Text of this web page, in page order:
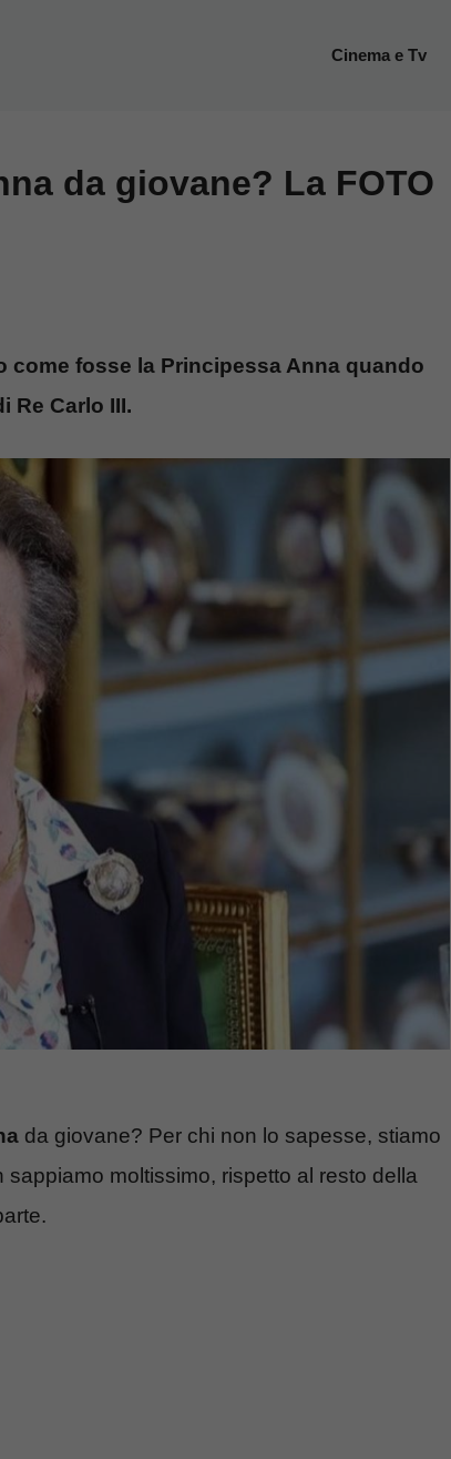
Cinema e Tv
da giovane? La FOTO
come fosse la Principessa Anna quando
Re Carlo III.
da giovane? Per chi non lo sapesse, stiamo
sappiamo moltissimo, rispetto al resto della